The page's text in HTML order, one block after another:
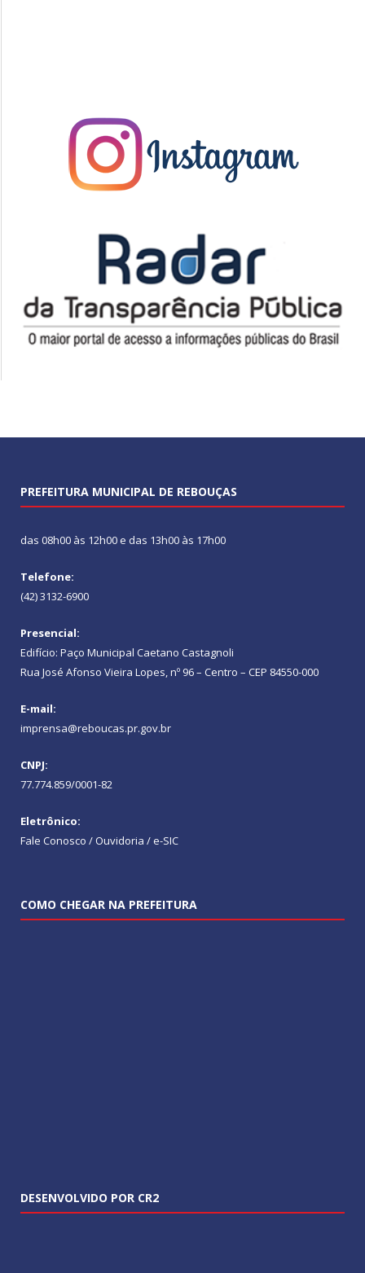
PREFEITURA MUNICIPAL DE REBOUÇAS
das 08h00 às 12h00 e das 13h00 às 17h00
Telefone:
(42) 3132-6900
Presencial:
Edifício: Paço Municipal Caetano Castagnoli
Rua José Afonso Vieira Lopes, nº 96 – Centro – CEP 84550-000
E-mail:
imprensa@reboucas.pr.gov.br
CNPJ:
77.774.859/0001-82
Eletrônico:
Fale Conosco / Ouvidoria / e-SIC
COMO CHEGAR NA PREFEITURA
DESENVOLVIDO POR CR2